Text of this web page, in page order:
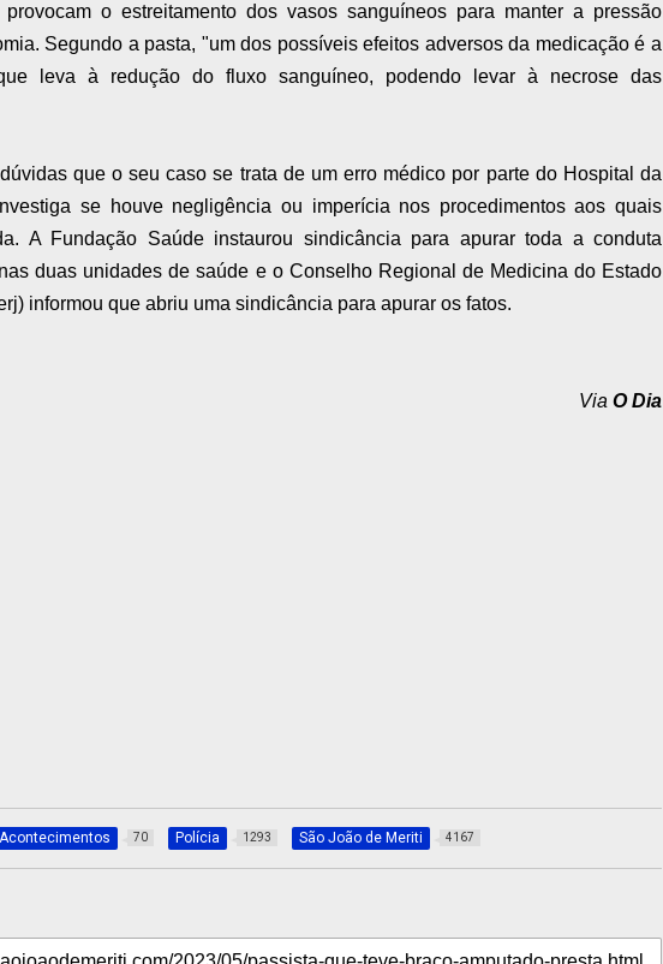
o estreitamento dos vasos sanguíneos para manter a pressão
Segundo a pasta, "um dos possíveis efeitos adversos da medicação é a
leva à redução do fluxo sanguíneo, podendo levar à necrose das
que o seu caso se trata de um erro médico por parte do Hospital da
se houve negligência ou imperícia nos procedimentos aos quais
A Fundação Saúde instaurou sindicância para apurar toda a conduta
duas unidades de saúde e o Conselho Regional de Medicina do Estado
informou que abriu uma sindicância para apurar os fatos.
Via O Dia
Acontecimentos 70 Polícia 1293 São João de Meriti 4167